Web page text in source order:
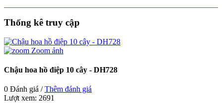
Thống kê truy cập
Zoom ảnh
Chậu hoa hồ điệp 10 cây - DH728
0 Đánh giá /Thêm đánh giá
Lượt xem: 2691